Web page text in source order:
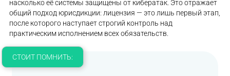
насколько её системы защищены от кибератак. Это отражает
общий подход юрисдикции: лицензия — это лишь первый этап,
после которого наступает строгий контроль над
практическим исполнением всех обязательств.
СТОИТ ПОМНИТЬ: